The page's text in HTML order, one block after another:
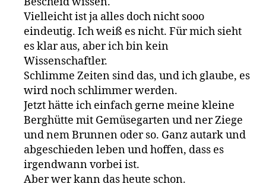
Vielleicht ist ja alles doch nicht sooo
eindeutig. Ich weiß es nicht. Für mich sieht
es klar aus, aber ich bin kein
Wissenschaftler.
Schlimme Zeiten sind das, und ich glaube, es
wird noch schlimmer werden.
Jetzt hätte ich einfach gerne meine kleine
Berghütte mit Gemüsegarten und ner Ziege
und nem Brunnen oder so. Ganz autark und
abgeschieden leben und hoffen, dass es
irgendwann vorbei ist.
Aber wer kann das heute schon.